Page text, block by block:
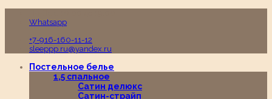
Whatsapp
+7-916-160-11-12
sleeppp.ru@yandex.ru
Постельное белье
1,5 спальное
Сатин делюкс
Сатин-страйп